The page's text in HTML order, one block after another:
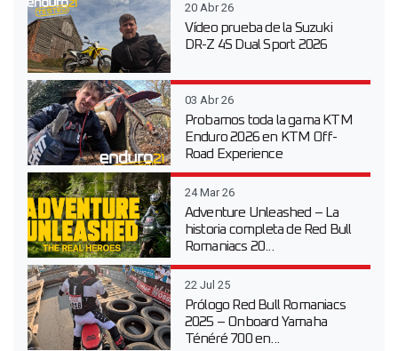
20 Abr 26
Vídeo prueba de la Suzuki
DR-Z 4S Dual Sport 2026
03 Abr 26
Probamos toda la gama KTM
Enduro 2026 en KTM Off-
Road Experience
24 Mar 26
Adventure Unleashed – La
historia completa de Red Bull
Romaniacs 20...
22 Jul 25
Prólogo Red Bull Romaniacs
2025 – Onboard Yamaha
Ténéré 700 en...